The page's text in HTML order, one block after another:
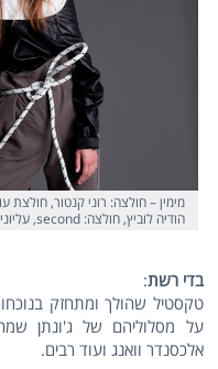
הודיה לוביץ, חולצה: second, עליונית: forever21, סטיילינג: הילה גולן ורחלי דן
בדי רשת:
טקסטיל שהולך ומתחזק
אלכסנדר וואנג ועוד רבים.